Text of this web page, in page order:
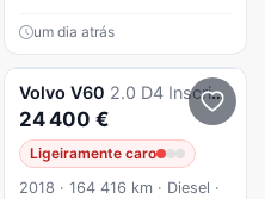
um dia atrás
Volvo V60 2.0 D4 Inscription Geartronic
24 400 €
Ligeiramente caro
2018 · 164 416 km · Diesel ·